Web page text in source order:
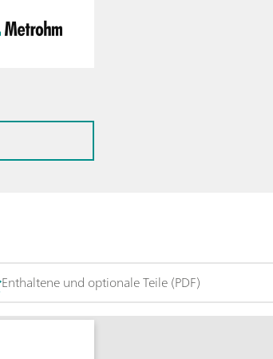
Enthaltene und optionale Teile (PDF)